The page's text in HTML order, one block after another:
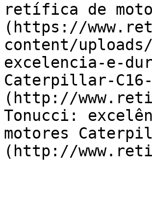
retífica de
(https://
content/
excelencia-e-
Caterpillar-
(http://
Tonucci:
motores
(http://